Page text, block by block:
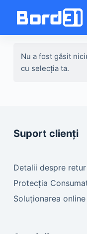
Nu a fost găsit
cu selecția ta.
Suport clienți
Detalii despre retur
Protecția
Soluționarea